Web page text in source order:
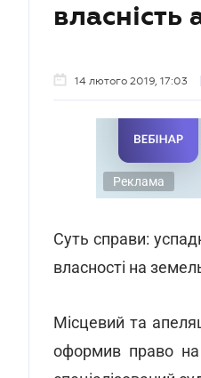
власність
14 лютого 2019, 17:03
Реклама
Суть справи:
власності на
Місцевий та
оформив право